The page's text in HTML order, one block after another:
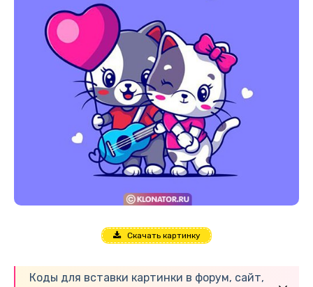
Скачать картинку
Коды для вставки картинки в форум, сайт,